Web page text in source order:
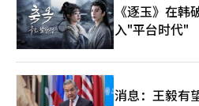
《逐玉》在
入"平台时代"
消息：王毅有